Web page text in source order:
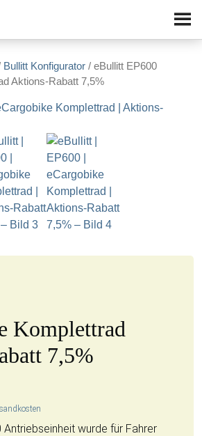
Bullitt Konfigurator / eBullitt EP600
Aktions-Rabatt 7,5%
Komplettrad
7,5%
Antriebseinheit wurde für Fahrer